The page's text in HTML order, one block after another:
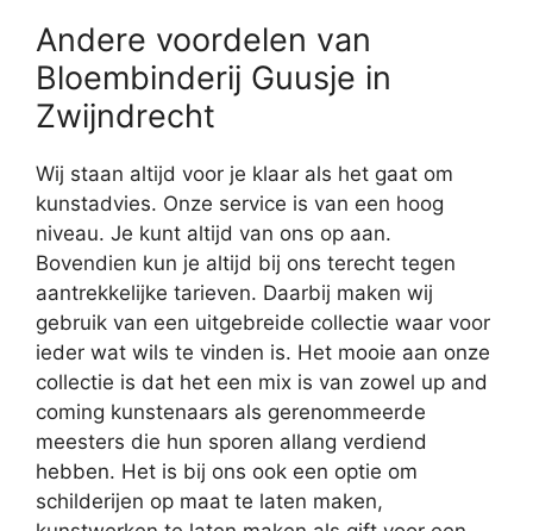
Andere voordelen van
Bloembinderij Guusje in
Zwijndrecht
Wij staan altijd voor je klaar als het gaat om
kunstadvies. Onze service is van een hoog
niveau. Je kunt altijd van ons op aan.
Bovendien kun je altijd bij ons terecht tegen
aantrekkelijke tarieven. Daarbij maken wij
gebruik van een uitgebreide collectie waar voor
ieder wat wils te vinden is. Het mooie aan onze
collectie is dat het een mix is van zowel up and
coming kunstenaars als gerenommeerde
meesters die hun sporen allang verdiend
hebben. Het is bij ons ook een optie om
schilderijen op maat te laten maken,